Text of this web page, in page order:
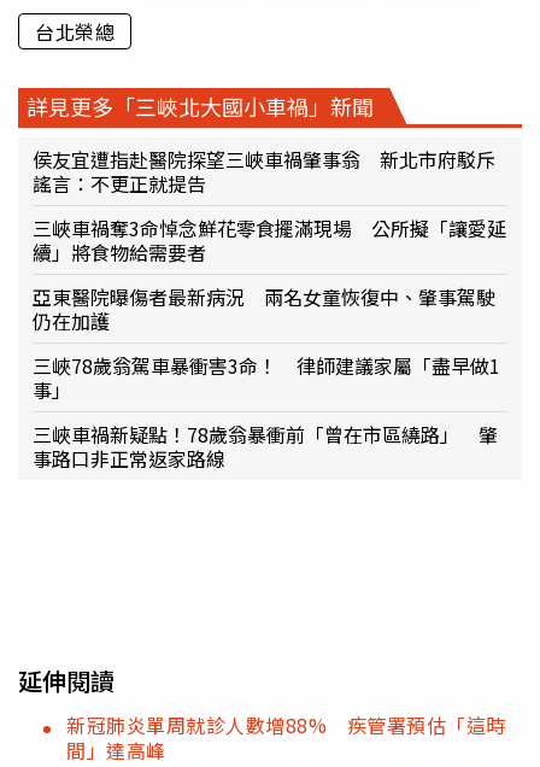
台北榮總
詳見更多「三峽北大國小車禍」新聞
侯友宜遭指赴醫院探望三峽車禍肇事翁 新北市府駁斥
謠言：不更正就提告
三峽車禍奪3命悼念鮮花零食擺滿現場 公所擬「讓愛延
續」將食物給需要者
亞東醫院曝傷者最新病況 兩名女童恢復中、肇事駕駛
仍在加護
三峽78歲翁駕車暴衝害3命！ 律師建議家屬「盡早做1
事」
三峽車禍新疑點！78歲翁暴衝前「曾在市區繞路」 肇
事路口非正常返家路線
延伸閱讀
新冠肺炎單周就診人數增88% 疾管署預估「這時
間」達高峰